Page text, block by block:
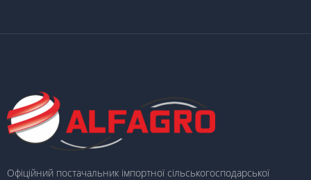
Офіційний постачальник імпортної сільськогосподарської